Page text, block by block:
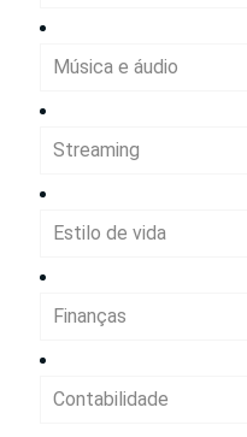
Música e áudio
Streaming
Estilo de vida
Finanças
Contabilidade